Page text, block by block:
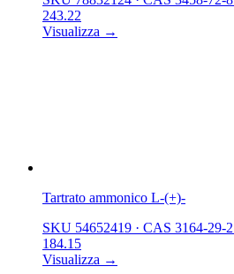
243.22
Visualizza →
Tartrato ammonico L-(+)-
SKU 54652419 · CAS 3164-29-2
184.15
Visualizza →